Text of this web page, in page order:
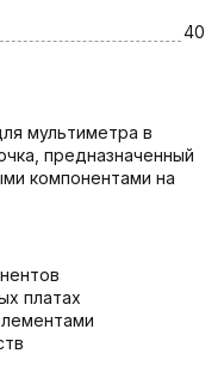
40
мультиметра в
предназначенный
компонентами на
платах